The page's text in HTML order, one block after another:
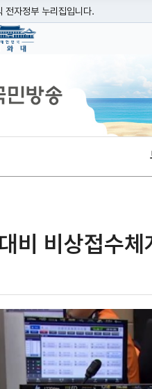
전자정부 누리집입니다.
도메인 주소를 사용하고 있다면 아래
비 비상접수체